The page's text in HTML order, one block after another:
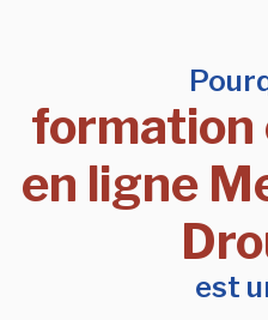
formation
en ligne
est